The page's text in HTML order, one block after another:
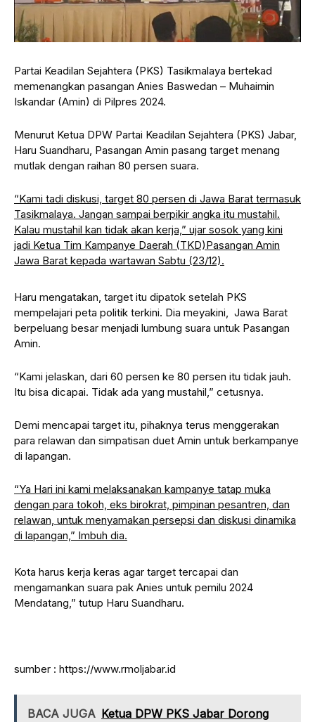
Partai Keadilan Sejahtera (PKS) Tasikmalaya bertekad
memenangkan pasangan Anies Baswedan – Muhaimin
Iskandar (Amin) di Pilpres 2024.
Menurut Ketua DPW Partai Keadilan Sejahtera (PKS) Jabar,
Haru Suandharu, Pasangan Amin pasang target menang
mutlak dengan raihan 80 persen suara.
“Kami tadi diskusi, target 80 persen di Jawa Barat termasuk
Tasikmalaya. Jangan sampai berpikir angka itu mustahil.
Kalau mustahil kan tidak akan kerja,” ujar sosok yang kini
jadi Ketua Tim Kampanye Daerah (TKD)Pasangan Amin
Jawa Barat kepada wartawan Sabtu (23/12).
Haru mengatakan, target itu dipatok setelah PKS
mempelajari peta politik terkini. Dia meyakini, Jawa Barat
berpeluang besar menjadi lumbung suara untuk Pasangan
Amin.
“Kami jelaskan, dari 60 persen ke 80 persen itu tidak jauh.
Itu bisa dicapai. Tidak ada yang mustahil,” cetusnya.
Demi mencapai target itu, pihaknya terus menggerakan
para relawan dan simpatisan duet Amin untuk berkampanye
di lapangan.
“Ya Hari ini kami melaksanakan kampanye tatap muka
dengan para tokoh, eks birokrat, pimpinan pesantren, dan
relawan, untuk menyamakan persepsi dan diskusi dinamika
di lapangan,” Imbuh dia.
Kota harus kerja keras agar target tercapai dan
mengamankan suara pak Anies untuk pemilu 2024
Mendatang,” tutup Haru Suandharu.
sumber : https://www.rmoljabar.id
BACA JUGA Ketua DPW PKS Jabar Dorong